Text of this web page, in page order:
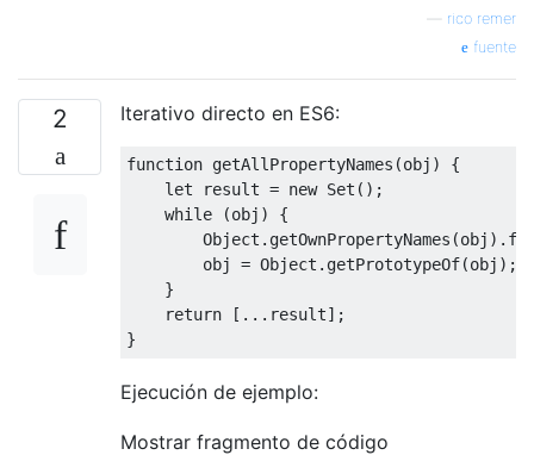
rico remer
fuente
2 Iterativo directo en ES6:
function getAllPropertyNames (obj )
{
let result = new Set ();
while
(obj )
{
Object . getOwnPropertyNames (obj ).
        obj
= Object . getPrototypeOf(obj );
}
return
[... result];
}
Ejecución de ejemplo:
Mostrar fragmento de código